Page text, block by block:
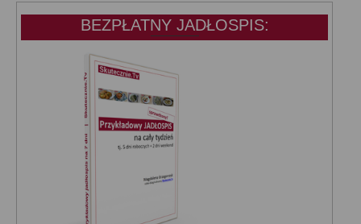
BEZPŁATNY JADŁOSPIS: